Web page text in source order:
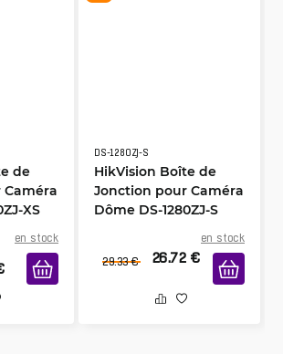
de
XS
en stock
DS-1280ZJ-S
HikVision Boîte de
Jonction pour Caméra
Dôme DS-1280ZJ-S
en stock
29.33 € 26.72 €